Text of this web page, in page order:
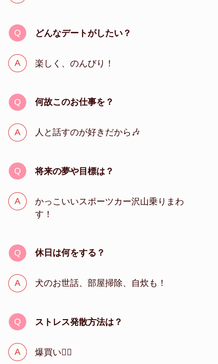
どんなデートがしたい？
楽しく、のんびり！
何故このお仕事を？
人と話すのが好きだから🎶
将来の夢や目標は？
かっこいいスポーツカー沢山乗りまわ
す！
休日は何をする？
犬のお世話、部屋掃除、自炊も！
ストレス発散方法は？
爆買い🙆‍♀️